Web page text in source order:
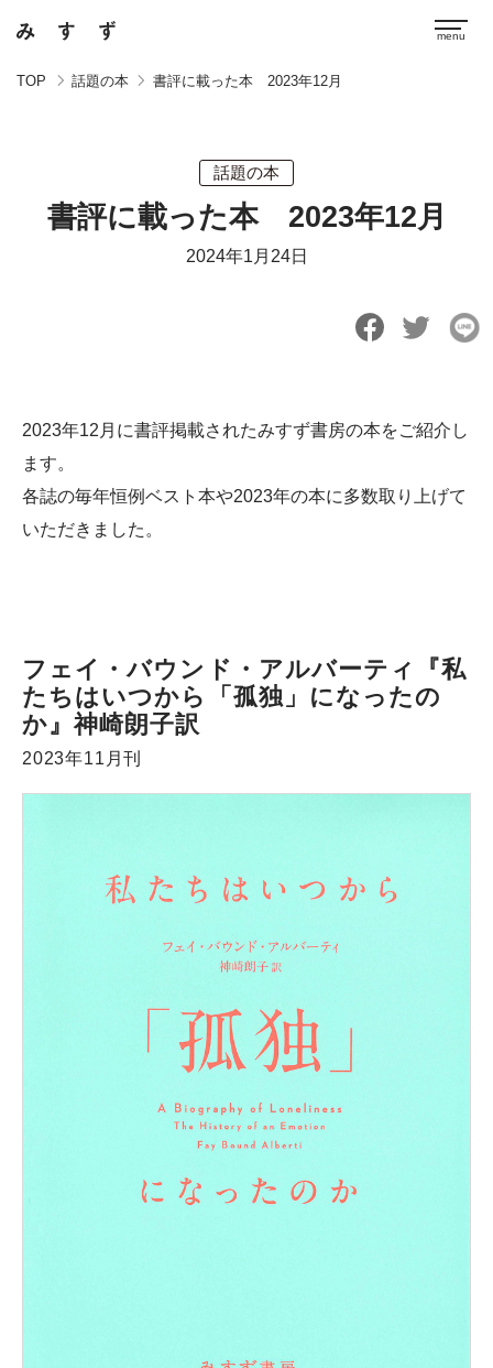
TOP 話題の本 書評に載った本 2023年12月
話題の本
書評に載った本 2023年12月
2024年1月24日
2023年12月に書評掲載されたみすず書房の本をご紹介し
ます。
各誌の毎年恒例ベスト本や2023年の本に多数取り上げて
いただきました。
フェイ・バウンド・アルバーティ『私
たちはいつから「孤独」になったの
か』神崎朗子訳
2023年11月刊